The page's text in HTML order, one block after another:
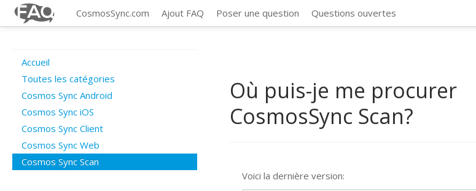
CosmosSync.com Ajout FAQ Poser une question Questions ouvertes
Accueil
Toutes les catégories
Cosmos Sync Android
Cosmos Sync iOS
Cosmos Sync Client
Cosmos Sync Web
Cosmos Sync Scan
Où puis-je me procurer
CosmosSync Scan?
Voici la dernière version: